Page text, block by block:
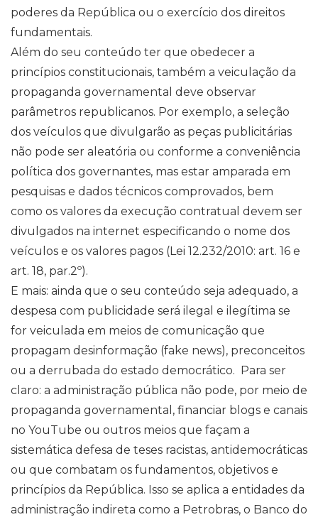
poderes da República ou o exercício dos direitos
fundamentais.
Além do seu conteúdo ter que obedecer a
princípios constitucionais, também a veiculação da
propaganda governamental deve observar
parâmetros republicanos. Por exemplo, a seleção
dos veículos que divulgarão as peças publicitárias
não pode ser aleatória ou conforme a conveniência
política dos governantes, mas estar amparada em
pesquisas e dados técnicos comprovados, bem
como os valores da execução contratual devem ser
divulgados na internet especificando o nome dos
veículos e os valores pagos (Lei 12.232/2010: art. 16 e
art. 18, par.2º).
E mais: ainda que o seu conteúdo seja adequado, a
despesa com publicidade será ilegal e ilegítima se
for veiculada em meios de comunicação que
propagam desinformação (fake news), preconceitos
ou a derrubada do estado democrático. Para ser
claro: a administração pública não pode, por meio de
propaganda governamental, financiar blogs e canais
no YouTube ou outros meios que façam a
sistemática defesa de teses racistas, antidemocráticas
ou que combatam os fundamentos, objetivos e
princípios da República. Isso se aplica a entidades da
administração indireta como a Petrobras, o Banco do